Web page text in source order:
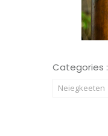
Categories :
Neiegkeeten